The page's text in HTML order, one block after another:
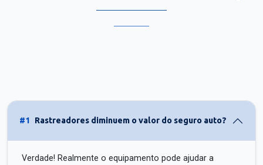
#1 Rastreadores diminuem o valor do seguro auto?
Verdade! Realmente o equipamento pode ajudar a